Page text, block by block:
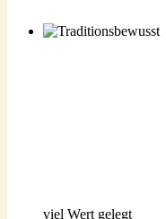
viel Wert gelegt